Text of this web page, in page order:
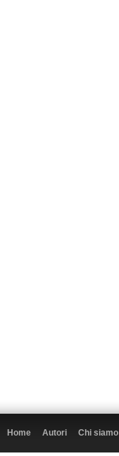
Home Autori Chi siamo